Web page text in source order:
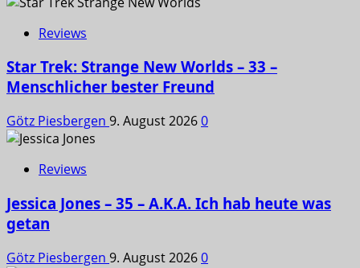
Reviews
Star Trek: Strange New Worlds – 33 –
Menschlicher bester Freund
Götz Piesbergen 9. August 20260
Reviews
Jessica Jones – 35 – A.K.A. Ich hab heute was
getan
Götz Piesbergen 9. August 20260